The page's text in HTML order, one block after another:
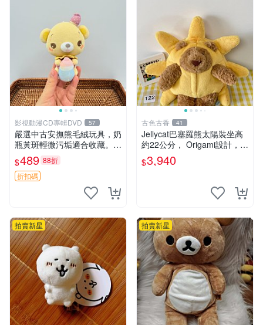
影視動漫CD專輯DVD 57
嚴選中古安撫熊毛絨玩具，奶
瓶黃斑輕微污垢適合收藏。默
認兩日發貨，全國快遞隨機派
送。 成色如圖可放心購買，
輕微瑕疵和臟污不影響使用。
安撫熊 中古玩偶 毛
$489 88折
折扣碼
古色古香 41
Jellycat巴塞羅熊太陽裝坐高
約22公分， Origami設計，來
自越南。嚴選 Recommendat
ion！巴塞羅、 Origami熊、J
$3,940
拍賣新星 拍賣新星